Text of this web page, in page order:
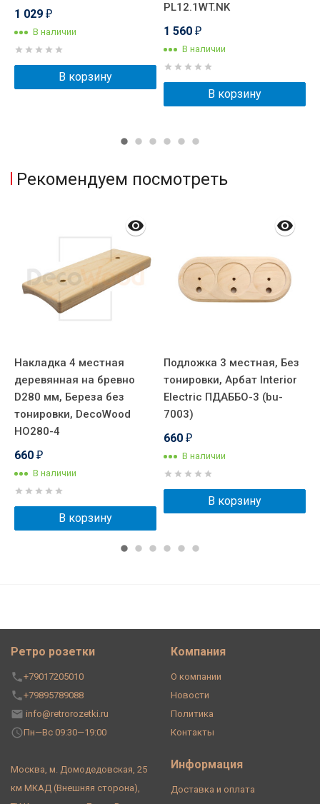
1 029 ₽
В наличии
В корзину
PL12.1WT.NK
1 560 ₽
В наличии
В корзину
Рекомендуем посмотреть
Накладка 4 местная
деревянная на бревно
D280 мм, Береза без
тонировки, DecoWood
НО280-4
660 ₽
В наличии
В корзину
Подложка 3 местная, Без
тонировки, Арбат Interior
Electric ПДАББО-3 (bu-
7003)
660 ₽
В наличии
В корзину
Ретро розетки
+79017205010
+79895789088
info@retrorozetki.ru
Пн—Вс 09:30—19:00
Москва, м. Домодедовская, 25
км МКАД (Внешняя сторона),
Компания
О компании
Новости
Политика
Контакты
Информация
Доставка и оплата